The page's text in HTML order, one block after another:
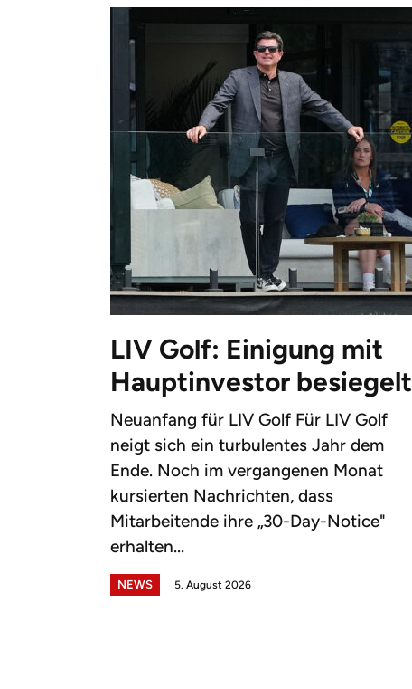
LIV Golf: Einigung mit
Hauptinvestor besiegelt
Neuanfang für LIV Golf Für LIV Golf
neigt sich ein turbulentes Jahr dem
Ende. Noch im vergangenen Monat
kursierten Nachrichten, dass
Mitarbeitende ihre „30-Day-Notice"
erhalten...
NEWS 5. August 2026